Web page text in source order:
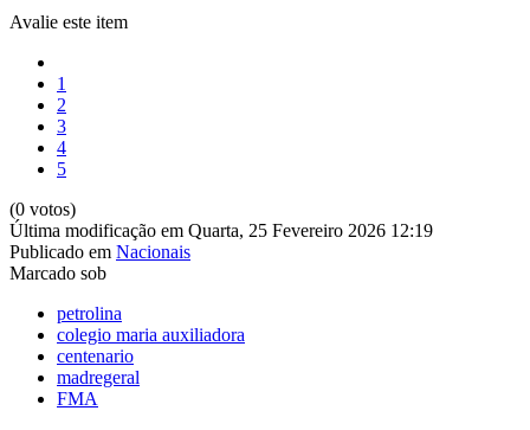
Avalie este item
1
2
3
4
5
(0 votos)
Última modificação em Quarta, 25 Fevereiro 2026 12:19
Publicado em Nacionais
Marcado sob
petrolina
colegio maria auxiliadora
centenario
madregeral
FMA